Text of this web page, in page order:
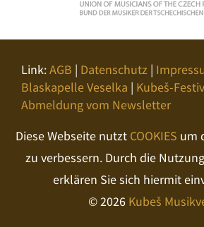
Link:AGB | Datenschutz |
Blaskapelle Veselka | Kubeš-
Abmeldung vom Newsletter
Diese Webseite nutzt COOKIES um
zu verbessern. Durch die
erklären Sie sich hiermit
© 2026 Kubeš